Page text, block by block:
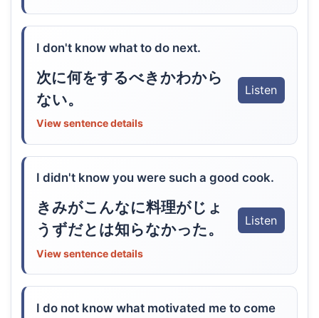
I don't know what to do next.
次に何をするべきかわから
ない。
Listen
View sentence details
I didn't know you were such a good cook.
きみがこんなに料理がじょ
うずだとは知らなかった。
Listen
View sentence details
I do not know what motivated me to come